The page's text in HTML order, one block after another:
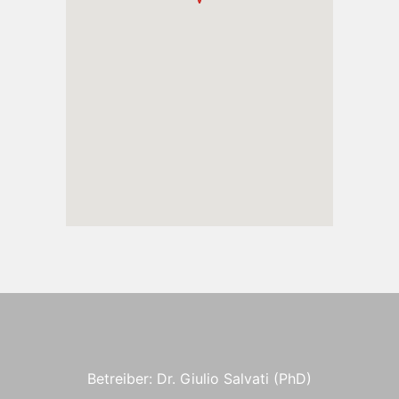
Betreiber: Dr. Giulio Salvati (PhD)